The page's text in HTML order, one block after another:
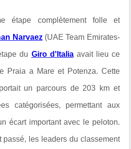
étape complètement folle et
Narvaez(UAE Team Emirates-
du Giro d'Italiaavait lieu ce
Praia a Mare et Potenza. Cette
un parcours de 203 km et
catégorisées, permettant aux
écart important avec le peloton.
passé, les leaders du classement